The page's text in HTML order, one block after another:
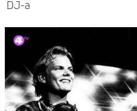
DJ-a